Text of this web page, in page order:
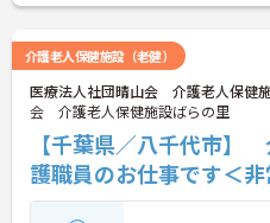
介護老人保健施設（老健）
医療法人社団晴山会 介護老人保健
会 介護老人保健施設ばらの里
【千葉県／八千代市】
護職員のお仕事です＜